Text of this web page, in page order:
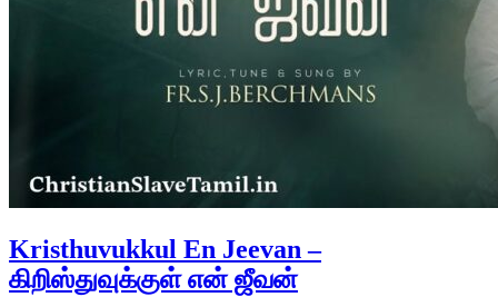
Kristhuvukkul En Jeevan –
கிறிஸ்துவுக்குள் என் ஜீவன்